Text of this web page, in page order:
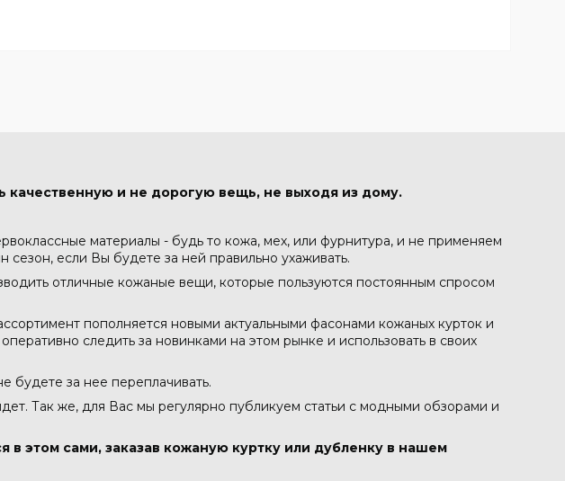
качественную и не дорогую вещь, не выходя из дому.
материалы - будь то кожа, мех, или фурнитура, и не применяем
если Вы будете за ней правильно ухаживать.
отличные кожаные вещи, которые пользуются постоянным спросом
пополняется новыми актуальными фасонами кожаных курток и
следить за новинками на этом рынке и использовать в своих
будете за нее переплачивать.
Так же, для Вас мы регулярно публикуем статьи с модными обзорами и
этом сами, заказав кожаную куртку или дубленку в нашем